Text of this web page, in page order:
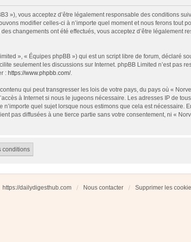
»), vous acceptez d’être légalement responsable des conditions
modifier celles-ci à n’importe quel moment et nous ferons tout
changements ont été effectués, vous acceptez d’être légalement
», « Équipes phpBB ») qui est un script libre de forum, déclaré
seulement les discussions sur Internet. phpBB Limited n’est pas
: https://www.phpbb.com/.
qui peut transgresser les lois de votre pays, du pays où «
à Internet si nous le jugeons nécessaire. Les adresses IP de
quel sujet lorsque nous estimons que cela est nécessaire.
pas diffusées à une tierce partie sans votre consentement, ni «
https://dailydigesthub.com Nous contacter Supprimer les